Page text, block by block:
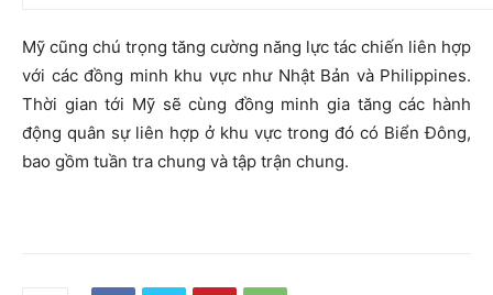
Mỹ cũng chú trọng tăng cường năng lực tác chiến liên hợp
với các đồng minh khu vực như Nhật Bản và Philippines.
Thời gian tới Mỹ sẽ cùng đồng minh gia tăng các hành
động quân sự liên hợp ở khu vực trong đó có Biển Đông,
bao gồm tuần tra chung và tập trận chung.